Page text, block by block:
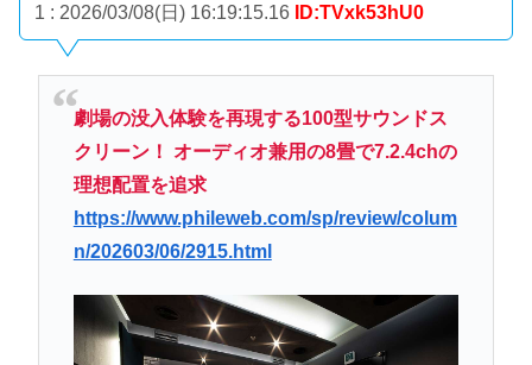
1 : 2026/03/08(日) 16:19:15.16 ID:TVxk53hU0
劇場の没入体験を再現する100型サウンドス
クリーン！ オーディオ兼用の8畳で7.2.4chの
理想配置を追求
https://www.phileweb.com/sp/review/colum
n/202603/06/2915.html